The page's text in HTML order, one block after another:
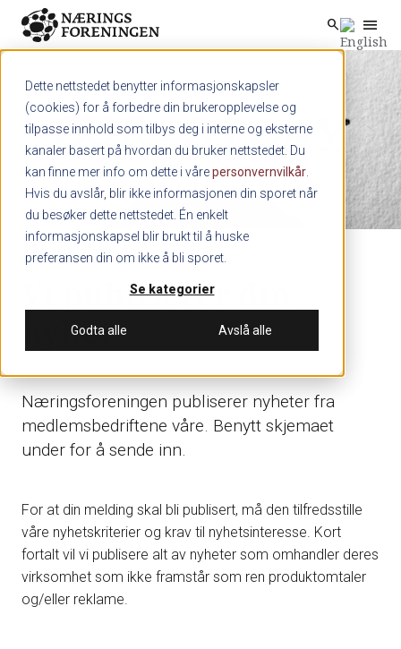
Dette nettstedet benytter informasjonskapsler
(cookies) for å forbedre din brukeropplevelse og
tilpasse innhold som tilbys deg i interne og eksterne
kanaler basert på hvordan du bruker nettstedet. Du
kan finne mer info om dette i vårepersonvernvilkår
Hvis du avslår, blir ikke informasjonen din sporet når
du besøker dette nettstedet. Én enkelt
informasjonskapsel blir brukt til å huske
preferansen din om ikke å bli sporet.
Se kategorier
Godta alle Avslå alle
Skip to main content search menu
Vi publiserer din
nyhet
Næringsforeningen publiserer nyheter fra
medlemsbedriftene våre. Benytt skjemaet
under for å sende inn.
For at din melding skal bli publisert, må den tilfredsstille
våre nyhetskriterier og krav til nyhetsinteresse. Kort
fortalt vil vi publisere alt av nyheter som omhandler deres
virksomhet som ikke framstår som ren produktomtaler
og/eller reklame.